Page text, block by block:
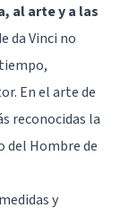
al arte y a las
da Vinci no
En el arte de
reconocidas la
del Hombre de
y